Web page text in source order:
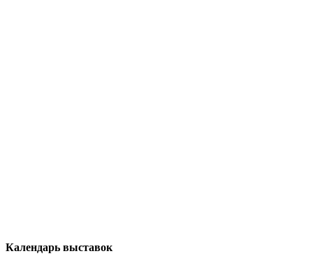
Календарь выставок